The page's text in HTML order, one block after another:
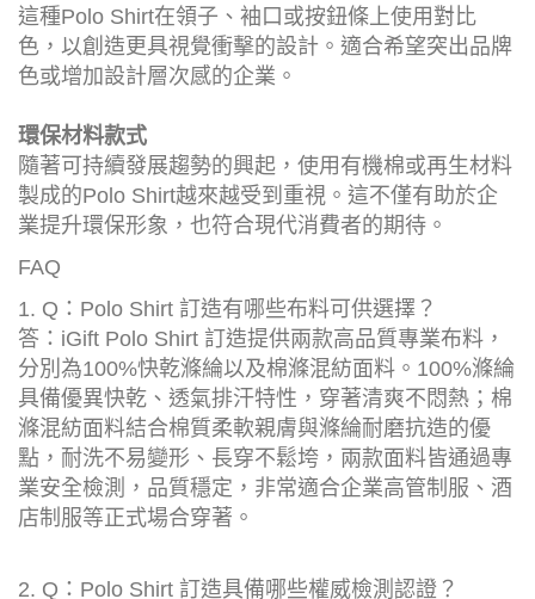
這種Polo Shirt在領子、袖口或按鈕條上使用對比
色，以創造更具視覺衝擊的設計。適合希望突出品牌
色或增加設計層次感的企業。
環保材料款式
隨著可持續發展趨勢的興起，使用有機棉或再生材料
製成的Polo Shirt越來越受到重視。這不僅有助於企
業提升環保形象，也符合現代消費者的期待。
FAQ
1. Q：Polo Shirt 訂造有哪些布料可供選擇？
答：iGift Polo Shirt 訂造提供兩款高品質專業布料，
分別為100%快乾滌綸以及棉滌混紡面料。100%滌綸
具備優異快乾、透氣排汗特性，穿著清爽不悶熱；棉
滌混紡面料結合棉質柔軟親膚與滌綸耐磨抗造的優
點，耐洗不易變形、長穿不鬆垮，兩款面料皆通過專
業安全檢測，品質穩定，非常適合企業高管制服、酒
店制服等正式場合穿著。
2. Q：Polo Shirt 訂造具備哪些權威檢測認證？